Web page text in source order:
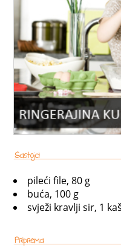
pileći file, 80 g
buća, 100 g
svježi kravlji sir, 1